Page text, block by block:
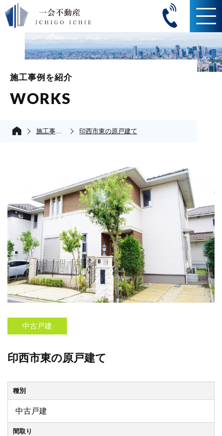
施工事例を紹介
WORKS
施工事例の紹介 印西市東の原戸建て
中古戸建
印西市東の原戸建て
種別
中古戸建
間取り